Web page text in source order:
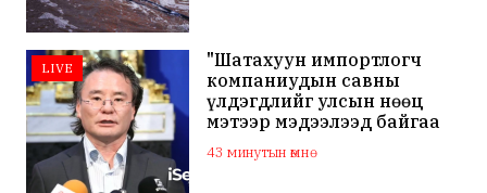
LIVE
"Шатахуун импортлогч
компаниудын савны
үлдэгдлийг улсын нөөц
мэтээр мэдээлээд байгаа
43 минутын өмнө